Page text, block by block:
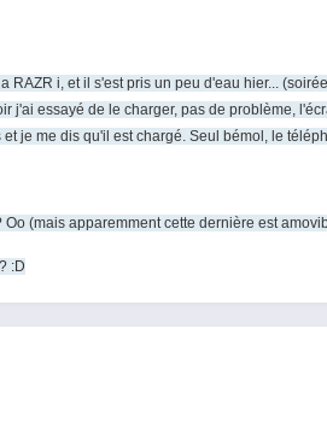
i, et il s'est pris un peu d'eau hier...
j'ai essayé de le charger, pas de problème,
je me dis qu'il est chargé. Seul bémol, le
(mais apparemment cette dernière est
:D